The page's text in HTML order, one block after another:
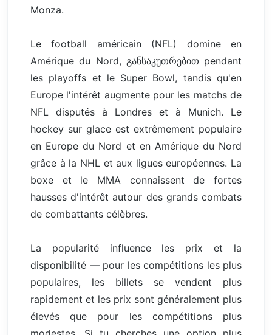
Monza.
Le football américain (NFL) domine en
Amérique du Nord, განსაკუთრებით pendant
les playoffs et le Super Bowl, tandis qu'en
Europe l'intérêt augmente pour les matchs de
NFL disputés à Londres et à Munich. Le
hockey sur glace est extrêmement populaire
en Europe du Nord et en Amérique du Nord
grâce à la NHL et aux ligues européennes. La
boxe et le MMA connaissent de fortes
hausses d'intérêt autour des grands combats
de combattants célèbres.
La popularité influence les prix et la
disponibilité — pour les compétitions les plus
populaires, les billets se vendent plus
rapidement et les prix sont généralement plus
élevés que pour les compétitions plus